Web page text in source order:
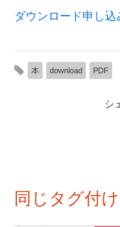
ダウンロード申し
本 download PDF
シ
同じタグ付